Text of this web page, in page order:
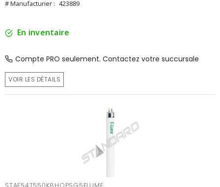
# Manufacturier : 423889
En inventaire
Compte PRO seulement. Contactez votre succursale
VOIR LES DÉTAILS
STAF54T550K8HOPSG5ELUME